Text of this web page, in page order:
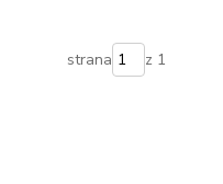
strana z 1